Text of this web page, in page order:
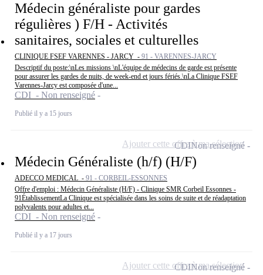
Médecin généraliste pour gardes
régulières ) F/H - Activités
sanitaires, sociales et culturelles
CLINIQUE FSEF VARENNES - JARCY - 91 - VARENNES-JARCY
Descriptif du poste:\nLes missions \nL'équipe de médecins de garde est présente
pour assurer les gardes de nuits, de week-end et jours fériés.\nLa Clinique FSEF
Varennes-Jarcy est composée d'une...
CDI - Non renseigné
Publié il y a 15 jours
Médecin Généraliste (h/f) (H/F)
ADECCO MEDICAL - 91 - CORBEIL-ESSONNES
Offre d'emploi : Médecin Généraliste (H/F) - Clinique SMR Corbeil Essonnes -
91ÉtablissementLa Clinique est spécialisée dans les soins de suite et de réadaptation
polyvalents pour adultes et...
CDI - Non renseigné
Publié il y a 17 jours
CDINon renseigné
Ajouter cette offre à ma sélection
CDINon renseigné
Ajouter cette offre à ma sélection